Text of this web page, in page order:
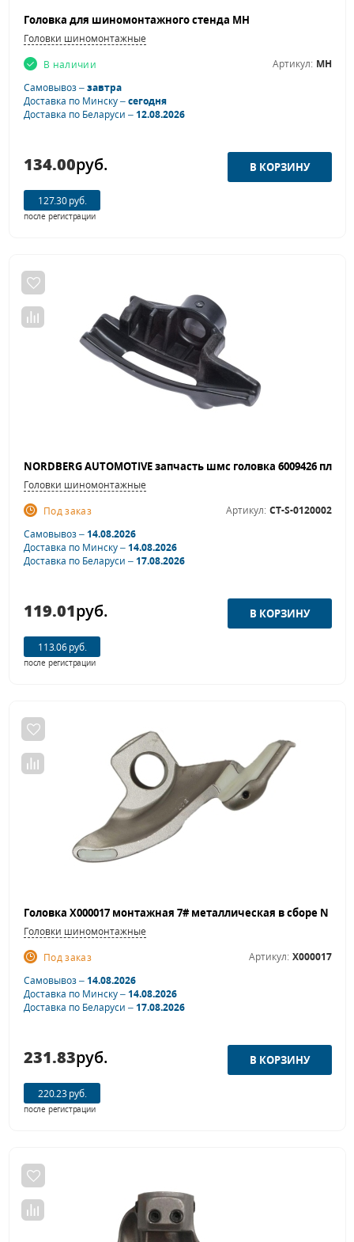
Головка для шиномонтажного стенда MH
Головки шиномонтажные
В наличии
Артикул: MH
Самовывоз –завтра
Доставка по Минску –сегодня
Доставка по Беларуси –12.08.2026
134.00руб.
127.30 руб.
после регистрации
Головки шиномонтажные
Под заказ
Артикул: CT-S-0120002
Самовывоз –14.08.2026
Доставка по Минску –14.08.2026
Доставка по Беларуси –17.08.2026
119.01руб.
113.06 руб.
после регистрации
Головки шиномонтажные
Под заказ
Артикул: X000017
Самовывоз –14.08.2026
Доставка по Минску –14.08.2026
Доставка по Беларуси –17.08.2026
231.83руб.
220.23 руб.
после регистрации